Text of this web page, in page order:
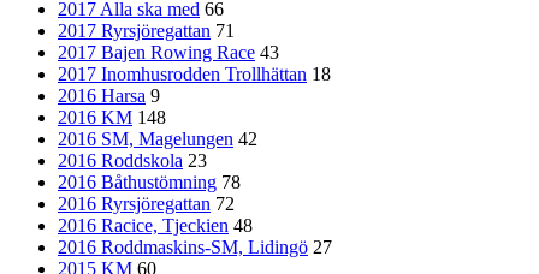
2017 Alla ska med 66
2017 Ryrsjöregattan 71
2017 Bajen Rowing Race 43
2017 Inomhusrodden Trollhättan 18
2016 Harsa 9
2016 KM 148
2016 SM, Magelungen 42
2016 Roddskola 23
2016 Båthustömning 78
2016 Ryrsjöregattan 72
2016 Racice, Tjeckien 48
2016 Roddmaskins-SM, Lidingö 27
2015 KM 60